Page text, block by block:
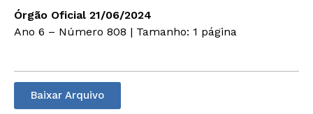
Órgão Oficial 21/06/2024
Ano 6 – Número 808 | Tamanho: 1 página
Baixar Arquivo